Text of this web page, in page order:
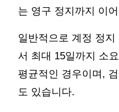
는 영구 정지까지 이
일반적으로 계정 정지
서 최대 15일까지 소
평균적인 경우이며,
도 있습니다.